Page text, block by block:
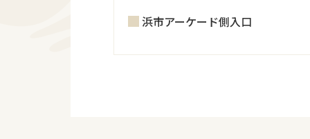
浜市アーケード側入口